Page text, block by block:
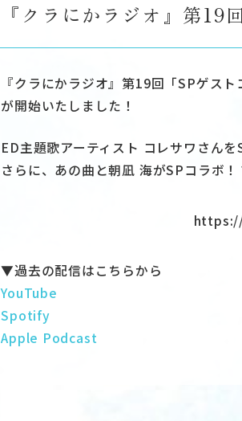
『クラにかラジオ』第19
『クラにかラジオ』第19回「SPゲス
が開始いたしました！
ED主題歌アーティスト コレサワさん
さらに、あの曲と朝凪 海がSPコラボ！
▼過去の配信はこちらから
YouTube
Spotify
Apple Podcast